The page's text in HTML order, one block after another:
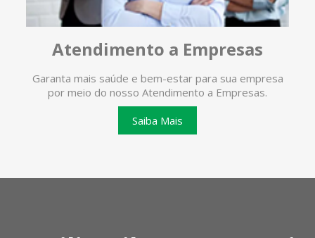
Atendimento a Empresas
Garanta mais saúde e bem-estar para sua empresa
por meio do nosso Atendimento a Empresas.
Saiba Mais